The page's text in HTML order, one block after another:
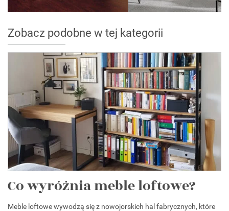
Zobacz podobne w tej kategorii
Co wyróżnia meble loftowe?
Meble loftowe wywodzą się z nowojorskich hal fabrycznych, które